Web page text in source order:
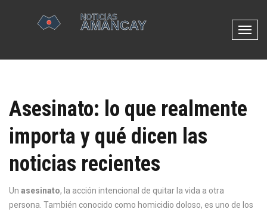
N
v
a
c
p
Asesinato: lo que realmente
importa y qué dicen las
noticias recientes
Un asesinato, la acción intencional de quitar la vida a otra
persona . También conocido como homicidio doloso, es uno de los